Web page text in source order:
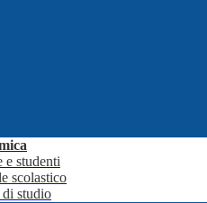
e studenti
scolastico
di studio